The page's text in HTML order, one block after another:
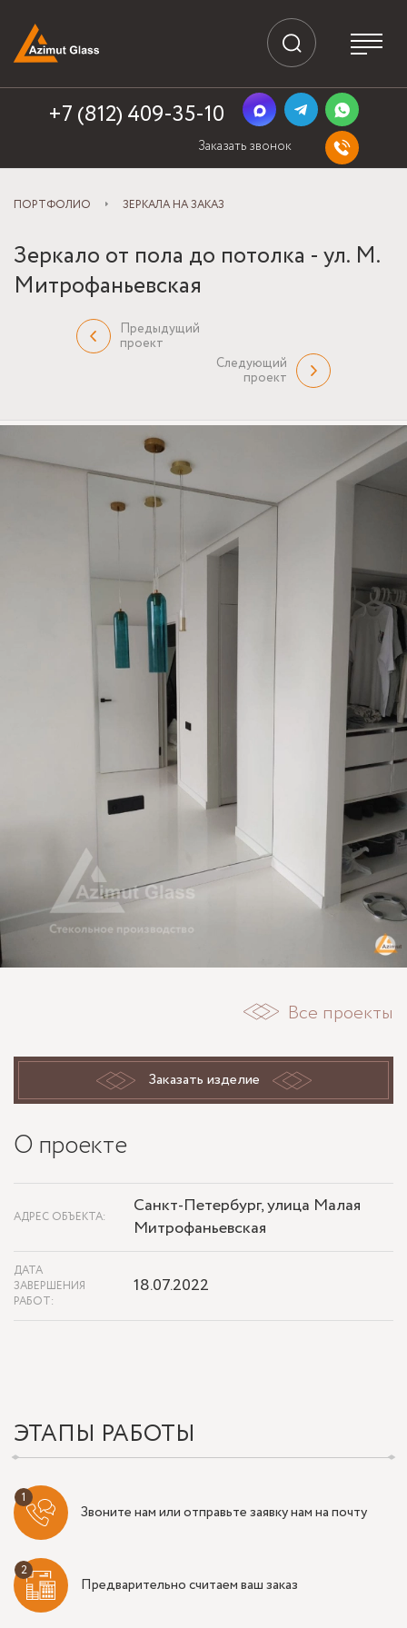
+7 (812) 409-35-10
Заказать звонок
ПОРТФОЛИО ЗЕРКАЛА НА ЗАКАЗ
Зеркало от пола до потолка - ул. М.
Митрофаньевская
Предыдущий
проект
Следующий
проект
Все проекты
Заказать изделие
О проекте
АДРЕС ОБЪЕКТА:
Санкт-Петербург, улица Малая
Митрофаньевская
ДАТА
ЗАВЕРШЕНИЯ
РАБОТ:
18.07.2022
ЭТАПЫ РАБОТЫ
Звоните нам или отправьте заявку нам на почту
Предварительно считаем ваш заказ